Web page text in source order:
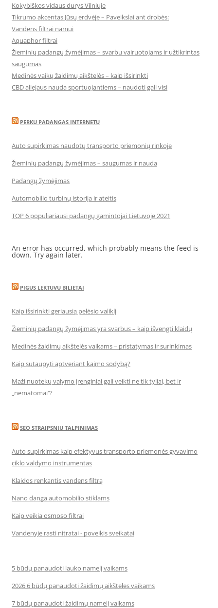
Kokybiškos vidaus durys Vilniuje
Tikrumo akcentas Jūsų erdvėje – Paveikslai ant drobės:
Vandens filtrai namui
Aquaphor filtrai
Žieminių padangų žymėjimas – svarbu vairuotojams ir užtikrintas
saugumas
Medinės vaikų žaidimų aikštelės – kaip išsirinkti
CBD aliejaus nauda sportuojantiems – naudoti gali visi
PERKU PADANGAS INTERNETU
Auto supirkimas naudotų transporto priemonių rinkoje
Žieminių padangų žymėjimas – saugumas ir nauda
Padangų žymėjimas
Automobilio turbinų istorija ir ateitis
TOP 6 populiariausi padangų gamintojai Lietuvoje 2021
An error has occurred, which probably means the feed is
down. Try again later.
PIGUS LEKTUVU BILIETAI
Kaip išsirinkti geriausią pelėsio valiklį
Žieminių padangų žymėjimas yra svarbus – kaip išvengti klaidų
Medinės žaidimų aikštelės vaikams – pristatymas ir surinkimas
Kaip sutaupyti aptveriant kaimo sodybą?
Maži nuotekų valymo įrenginiai gali veikti ne tik tyliai, bet ir
„nematomai‘‘?
SEO STRAIPSNIU TALPINIMAS
Auto supirkimas kaip efektyvus transporto priemonės gyvavimo
ciklo valdymo instrumentas
Klaidos renkantis vandens filtrą
Nano danga automobilio stiklams
Kaip veikia osmoso filtrai
Vandenyje rasti nitratai - poveikis sveikatai
5 būdų panaudoti lauko namelį vaikams
2026 6 būdų panaudoti žaidimų aikšteles vaikams
7 būdų panaudoti žaidimų namelį vaikams